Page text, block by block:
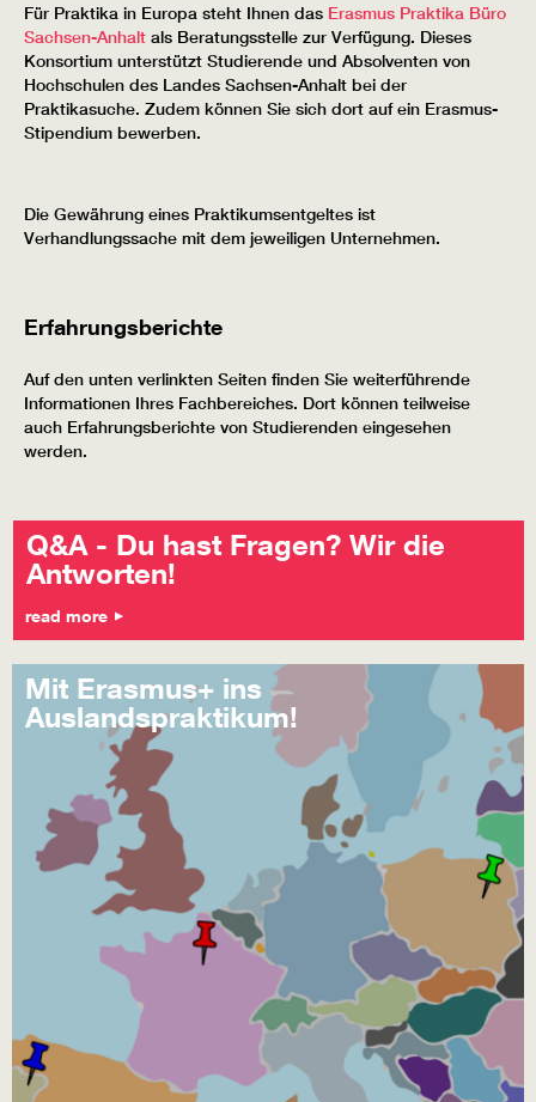
Für Praktika in Europa steht Ihnen das Erasmus Praktika Büro
Sachsen-Anhalt als Beratungsstelle zur Verfügung. Dieses
Konsortium unterstützt Studierende und Absolventen von
Hochschulen des Landes Sachsen-Anhalt bei der
Praktikasuche. Zudem können Sie sich dort auf ein Erasmus-
Stipendium bewerben.
Die Gewährung eines Praktikumsentgeltes ist
Verhandlungssache mit dem jeweiligen Unternehmen.
Erfahrungsberichte
Auf den unten verlinkten Seiten finden Sie weiterführende
Informationen Ihres Fachbereiches. Dort können teilweise
auch Erfahrungsberichte von Studierenden eingesehen
werden.
Q&A - Du hast Fragen? Wir die
Antworten!
read more
Mit Erasmus+ ins
Auslandspraktikum!